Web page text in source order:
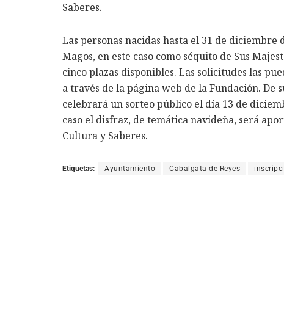
Saberes.
Las personas nacidas hasta el 31 de
Magos, en este caso como séquito de Sus
cinco plazas disponibles. Las solicitudes las
a través de la página web de la Fundación. De
celebrará un sorteo público el día 13 de
caso el disfraz, de temática navideña, será
Cultura y Saberes.
Etiquetas: Ayuntamiento Cabalgata de Reyes